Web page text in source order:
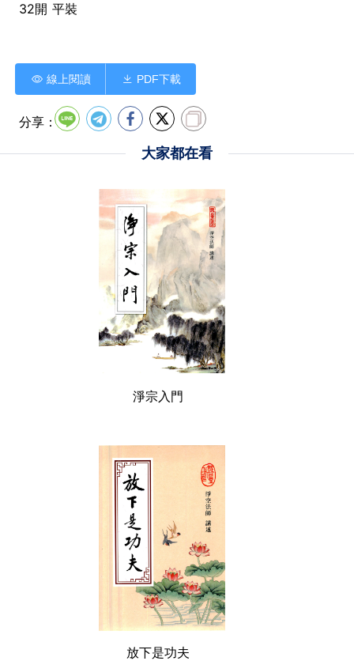
32開 平裝
線上閱讀 PDF下載
分享：
大家都在看
淨宗入門
放下是功夫